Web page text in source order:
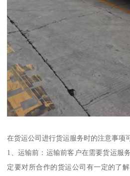
在货运公司进行货运服务时的注意事项
1、运输前：运输前客户在需要货运服
定要对所合作的货运公司有一定的了